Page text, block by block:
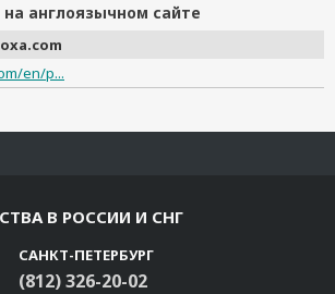
англоязычном сайте
en/p...
В РОССИИ И СНГ
САНКТ-ПЕТЕРБУРГ
(812) 326-20-02